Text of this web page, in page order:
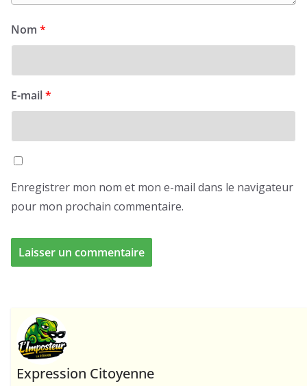
Nom *
E-mail*
Enregistrer mon nom et mon e-mail dans le navigateur
pour mon prochain commentaire.
Expression Citoyenne